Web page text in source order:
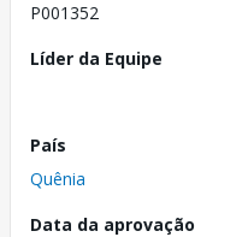
P001352
Líder da Equipe
País
Quênia
Data da aprovação